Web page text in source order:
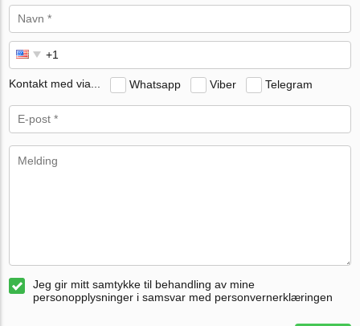
Kontakt med via... Whatsapp Viber Telegram
Jeg gir mitt samtykke til behandling av mine
personopplysninger i samsvar med personvernerklæringen